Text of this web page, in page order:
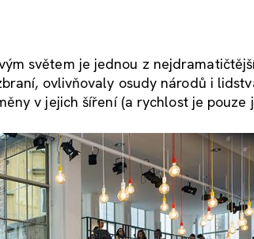
světem je jednou z
ovlivňovaly osudy národů i
v jejich šíření (a rychlost je pouze